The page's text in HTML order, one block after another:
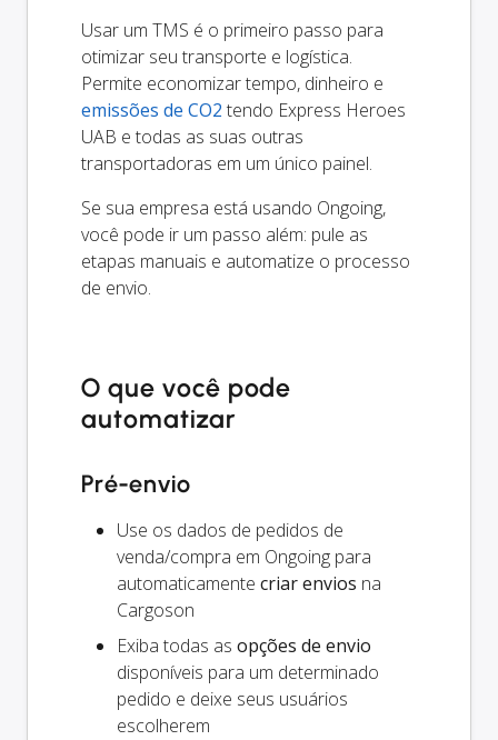
Usar um TMS é o primeiro passo para
otimizar seu transporte e logística.
Permite economizar tempo, dinheiro e
emissões de CO2 tendo Express Heroes
UAB e todas as suas outras
transportadoras em um único painel.
Se sua empresa está usando Ongoing,
você pode ir um passo além: pule as
etapas manuais e automatize o processo
de envio.
O que você pode
automatizar
Pré-envio
Use os dados de pedidos de
venda/compra em Ongoing para
automaticamente criar envios na
Cargoson
Exiba todas as opções de envio
disponíveis para um determinado
pedido e deixe seus usuários
escolherem